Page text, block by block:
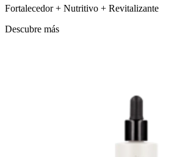
Fortalecedor + Nutritivo + Revitalizante
Descubre más